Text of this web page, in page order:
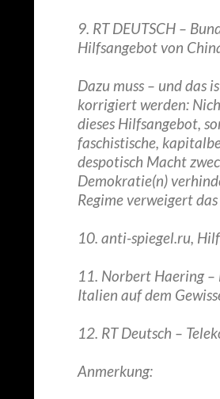
9. RT DEUTSCH –
Hilfsangebot von
Dazu muss – und das
korrigiert werden:
dieses Hilfsangebot,
faschistische,
despotisch Macht
Demokratie(n)
Regime verweigert
10. anti-spiegel.ru,
11. Norbert Haering –
Italien auf dem
12. RT Deutsch –
Anmerkung: